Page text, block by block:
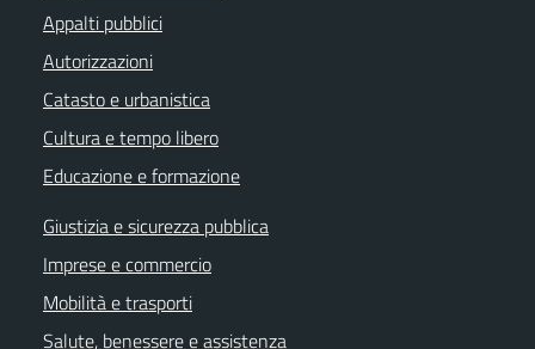
Appalti pubblici
Autorizzazioni
Catasto e urbanistica
Cultura e tempo libero
Educazione e formazione
Giustizia e sicurezza pubblica
Imprese e commercio
Mobilità e trasporti
Salute, benessere e assistenza